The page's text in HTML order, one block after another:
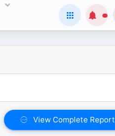
View Complete Report